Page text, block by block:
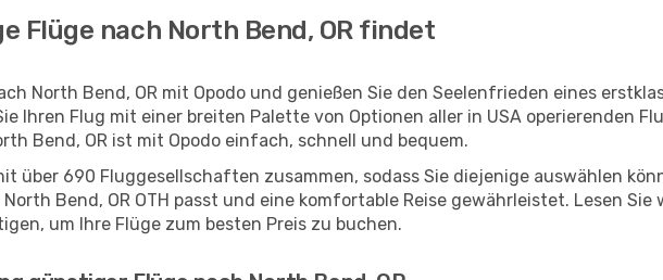
Flüge nach North Bend, OR findet
North Bend, OR mit Opodo und genießen Sie den Seelenfrieden eines
Ihren Flug mit einer breiten Palette von Optionen aller in USA operierenden
Bend, OR ist mit Opodo einfach, schnell und bequem.
über 690 Fluggesellschaften zusammen, sodass Sie diejenige auswählen
Bend, OR OTH passt und eine komfortable Reise gewährleistet. Lesen Sie
um Ihre Flüge zum besten Preis zu buchen.